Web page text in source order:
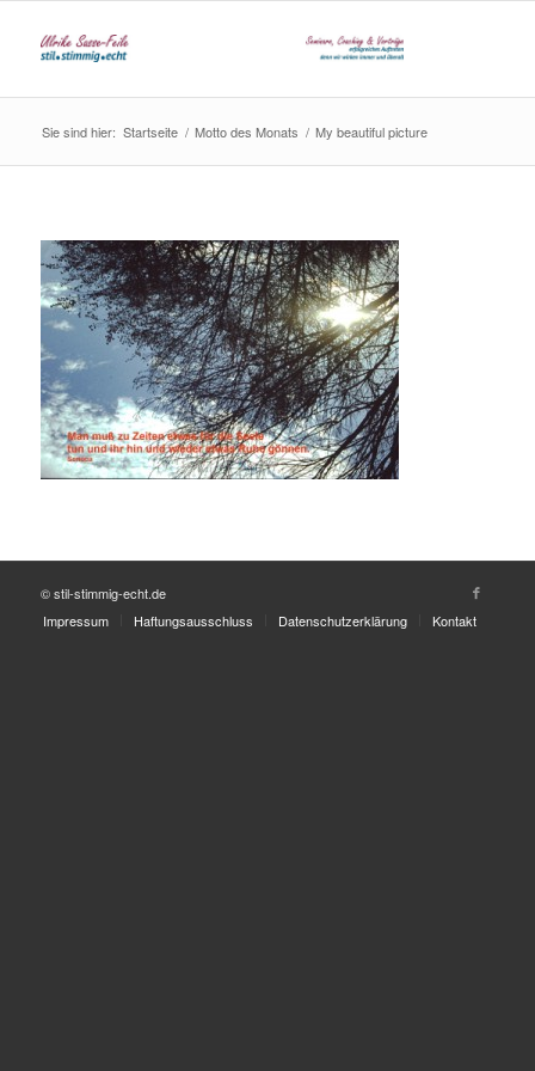
Sie sind hier: Startseite / Motto des Monats / My beautiful picture
© stil-stimmig-echt.de
Impressum
Haftungsausschluss Datenschutzerklärung Kontakt